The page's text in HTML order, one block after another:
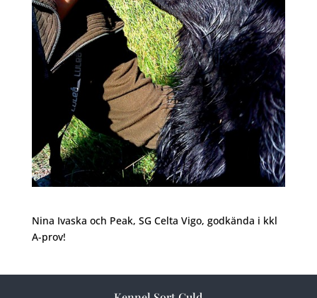
Nina Ivaska och Peak, SG Celta Vigo, godkända i kkl
A-prov!